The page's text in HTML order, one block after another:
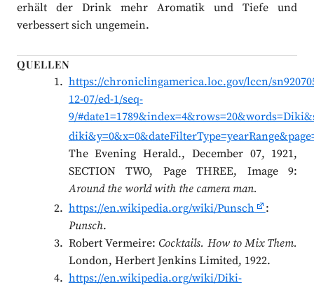
erhält der Drink mehr Aromatik und Tiefe und
verbessert sich ungemein.
QUELLEN
https://chroniclingamerica.loc.gov/lccn/
12-07/ed-1/seq-
9/
The Evening Herald., December 07, 1921,
SECTION TWO, Page THREE, Image 9:
Around the world with the camera man.
https://en.wikipedia.org/wiki/Punsch
:
Punsch.
Robert Vermeire: Cocktails. How to Mix Them.
London, Herbert Jenkins Limited, 1922.
https://en.wikipedia.org/wiki/Diki-